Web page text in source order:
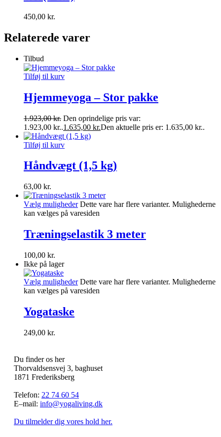
450,00 kr.
Relaterede varer
Tilbud
Tilføj til kurv
Hjemmeyoga – Stor pakke
1.923,00kr. Den oprindelige pris var:
1.923,00 kr..1.635,00 kr.Den aktuelle pris er: 1.635,00 kr..
Tilføj til kurv
Håndvægt (1,5 kg)
63,00 kr.
Vælg muligheder Dette vare har flere varianter. Mulighederne
kan vælges på varesiden
Træningselastik 3 meter
100,00 kr.
Ikke på lager
Vælg muligheder Dette vare har flere varianter. Mulighederne
kan vælges på varesiden
Yogataske
249,00 kr.
Du finder os her
Thorvaldsensvej 3, baghuset
1871 Frederiksberg
Telefon: 22 74 60 54
E–mail: info@yogaliving.dk
Du tilmelder dig vores hold her.